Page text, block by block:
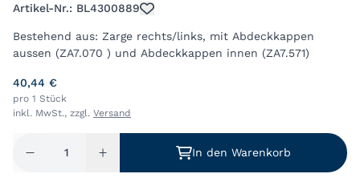
Artikel-Nr.: BL4300889
Bestehend aus: Zarge rechts/links, mit Abdeckkappen
aussen (ZA7.070 ) und Abdeckkappen innen (ZA7.571)
40,44 €
pro 1 Stück
inkl. MwSt., zzgl. Versand
In den Warenkorb